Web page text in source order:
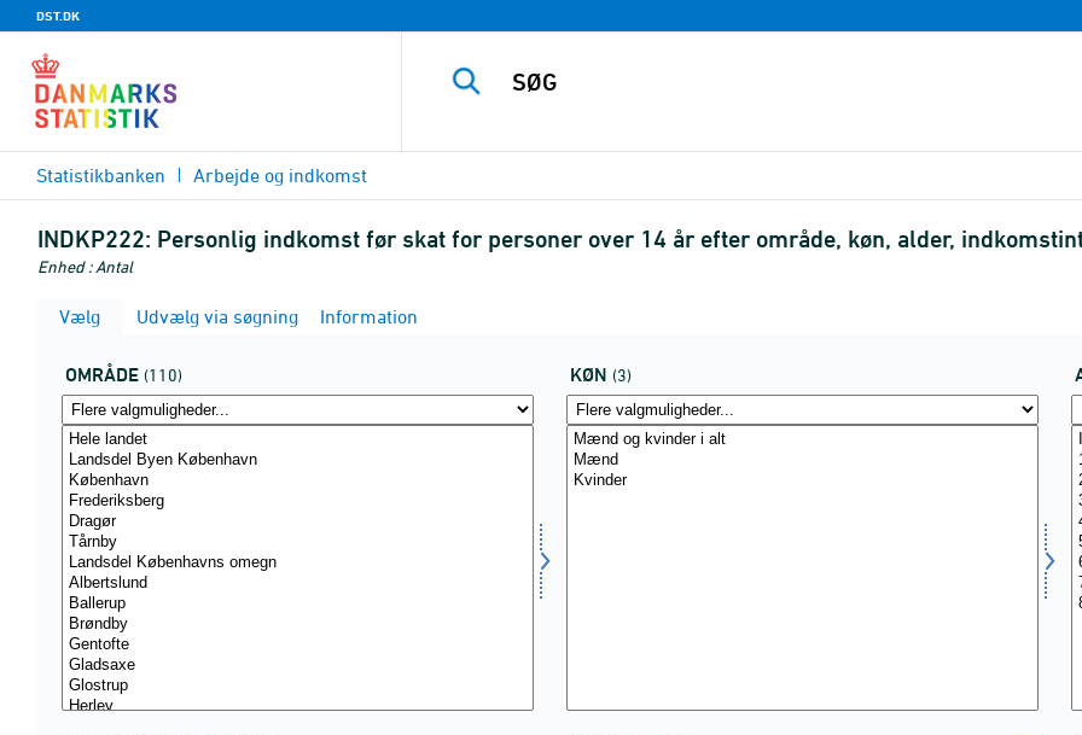
DST.DK
Statistikbanken Arbejde og indkomst
INDKP222: Personlig indkomst før skat for personer over 14 år efter område, køn, alder,
Enhed : Antal
Vælg Udvælg via søgning Information
OMRÅDE (110) KØN (3)